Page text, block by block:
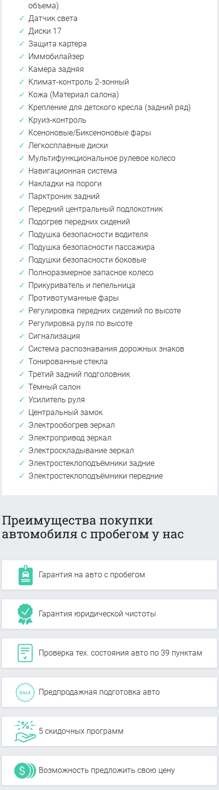
объема)
Датчик света
Диски 17
Защита картера
Иммобилайзер
Камера задняя
Климат-контроль 2-зонный
Кожа (Материал салона)
Крепление для детского кресла (задний ряд)
Круиз-контроль
Ксеноновые/Биксеноновые фары
Легкосплавные диски
Мультифункциональное рулевое колесо
Навигационная система
Накладки на пороги
Парктроник задний
Передний центральный подлокотник
Подогрев передних сидений
Подушка безопасности водителя
Подушка безопасности пассажира
Подушки безопасности боковые
Полноразмерное запасное колесо
Прикуриватель и пепельница
Противотуманные фары
Регулировка передних сидений по высоте
Регулировка руля по высоте
Сигнализация
Система распознавания дорожных знаков
Тонированные стекла
Третий задний подголовник
Тёмный салон
Усилитель руля
Центральный замок
Электрообогрев зеркал
Электропривод зеркал
Электроскладывание зеркал
Электростеклоподъёмники задние
Электростеклоподъёмники передние
Преимущества покупки
автомобиля с пробегом у нас
Гарантия на авто с пробегом
Гарантия юридической чистоты
Проверка тех. состояния авто по 39 пунктам
Предпродажная подготовка авто
5 скидочных программ
Возможность предложить свою цену